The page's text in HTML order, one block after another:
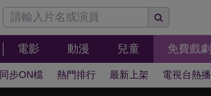
電影 動漫 兒童 免費戲劇
同步ON檔 熱門排行 最新上架 電視台熱播